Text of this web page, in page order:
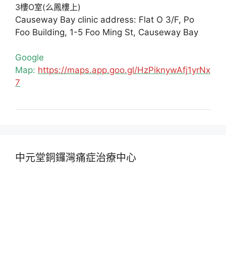
3樓O室(么鳳樓上)
Causeway Bay clinic address: Flat O 3/F, Po
Foo Building, 1-5 Foo Ming St, Causeway Bay
Google
Map: https://maps.app.goo.gl/HzPiknywAfj1yrNx
7
中元堂銅鑼灣痛症治療中心